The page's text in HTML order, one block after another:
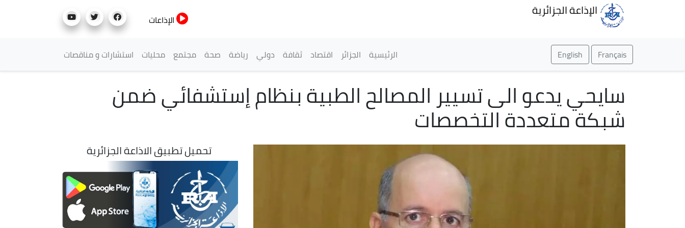
الإذاعة الجزائرية
الإذاعات
Français
English القائمة الرئيسية
الرئيسية الجزائر اقتصاد ثقافة دولي رياضة صحة مجتمع محليات استشارات و مناقصات
سايحي يدعو الى تسيير المصالح الطبية بنظام إستشفائي ضمن
شبكة متعددة التخصصات
تحميل تطبيق الاذاعة الجزائرية